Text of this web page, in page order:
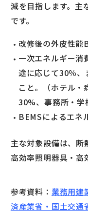
減を目指します。主
です。
改修後の外皮性能
一次エネルギー消
途に応じて30％、
こと。（ホテル・
30%、事務所・学
BEMSによるエネ
主な対象設備は、断
高効率照明器具・高
参考資料： 業務用建
済産業省・国土交通